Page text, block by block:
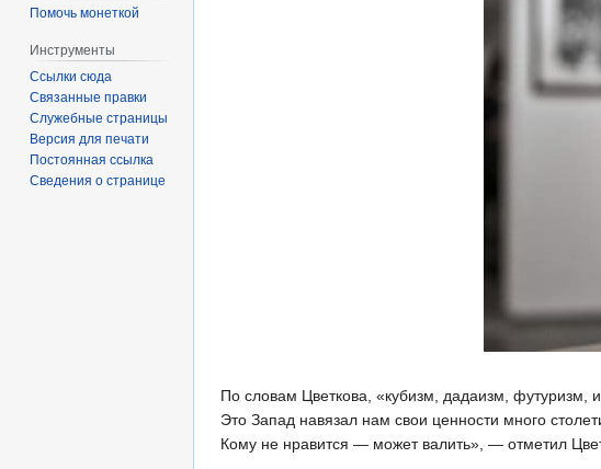
По словам Цветкова, «кубизм, дадаизм, футуризм,
Это Запад навязал нам свои ценности много
Кому не нравится — может валить», — отметил
Помочь монеткой
Инструменты
Ссылки сюда
Связанные правки
Служебные страницы
Версия для печати
Постоянная ссылка
Сведения о странице